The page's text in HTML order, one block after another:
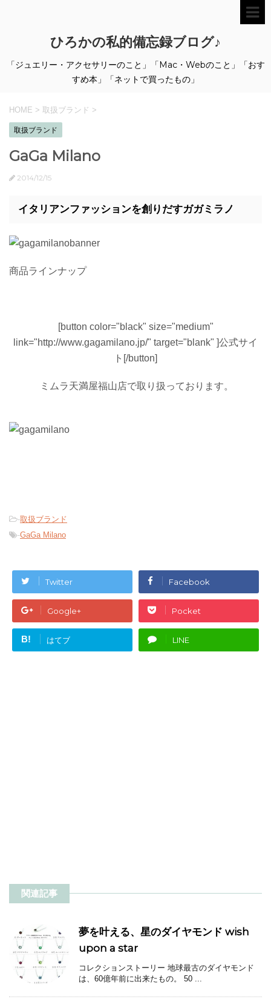
ひろかの私的備忘録ブログ♪
「ジュエリー・アクセサリーのこと」「Mac・Webのこと」「おす
すめ本」「ネットで買ったもの」
HOME > 取扱ブランド >
取扱ブランド
GaGa Milano
2014/12/15
イタリアンファッションを創りだすガガミラノ
商品ラインナップ
[button color="black" size="medium"
link="http://www.gagamilano.jp/" target="blank" ]公式サイ
ト[/button]
ミムラ天満屋福山店で取り扱っております。
-取扱ブランド
-GaGa Milano
Twitter Facebook
Google+ Pocket
B! はてブ LINE
関連記事
夢を叶える、星のダイヤモンド wish
upon a star
コレクションストーリー 地球最古のダイヤモンド
は、60億年前に出来たもの。 50 ...